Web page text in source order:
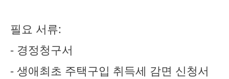
필요 서류:
- 경정청구서
- 생애최초 주택구입 취득세 감면 신청서